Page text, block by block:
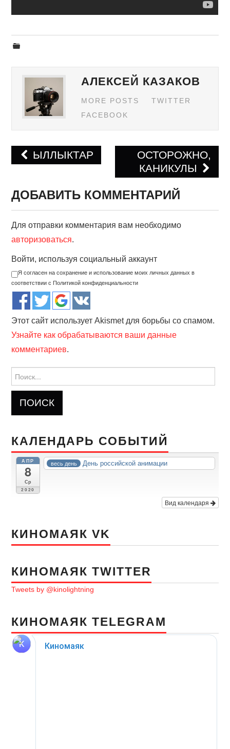
АЛЕКСЕЙ КАЗАКОВ
MORE POSTS
TWITTER
FACEBOOK
Навигация по записям
ЫЛЛЫКТАР
ОСТОРОЖНО,
КАНИКУЛЫ
ДОБАВИТЬ КОММЕНТАРИЙ
Для отправки комментария вам необходимо
авторизоваться.
Войти, используя социальный аккаунт
Я согласен на сохранение и использование моих личных данных в
соответствии с Политикой конфиденциальности
Этот сайт использует Akismet для борьбы со спамом.
Узнайте как обрабатываются ваши данные
комментариев.
КАЛЕНДАРЬ СОБЫТИЙ
АПР
8
Ср
2020
весь день День российской анимации
Вид календаря
КИНОМАЯК VK
КИНОМАЯК TWITTER
Tweets by @kinolightning
КИНОМАЯК TELEGRAM